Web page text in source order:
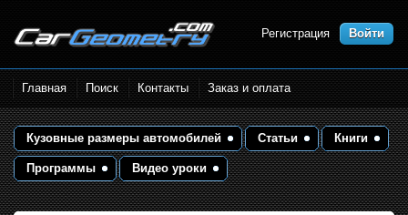
Размеры кузова автомобилей.
Контрольные точки и кузовные
размеры. Геометрия кузова
Регистрация Войти
Главная Поиск Контакты Заказ и оплата
Кузовные размеры автомобилей Статьи Книги
Программы Видео уроки